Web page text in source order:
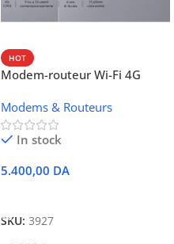
HOT
Modem-routeur Wi-Fi 4G
Modems & Routeurs
In stock
5.400,00 DA
SKU: 3927